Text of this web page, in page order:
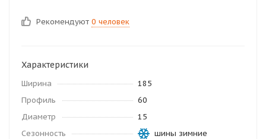
Рекомендуют 0 человек
Характеристики
Ширина
185
Профиль
60
Диаметр
15
Сезонность
шины зимние